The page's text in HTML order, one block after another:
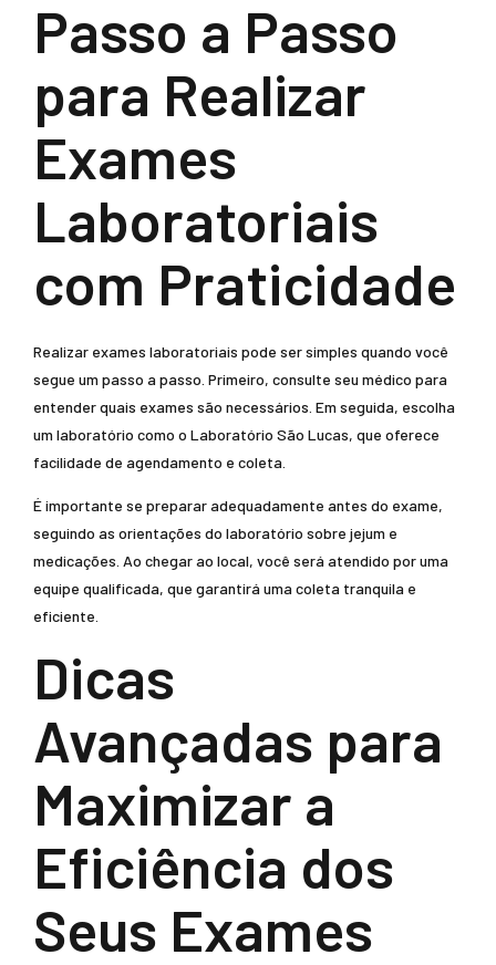
Passo a Passo
para Realizar
Exames
Laboratoriais
com Praticidade
Realizar exames laboratoriais pode ser simples quando você
segue um passo a passo. Primeiro, consulte seu médico para
entender quais exames são necessários. Em seguida, escolha
um laboratório como o Laboratório São Lucas, que oferece
facilidade de agendamento e coleta.
É importante se preparar adequadamente antes do exame,
seguindo as orientações do laboratório sobre jejum e
medicações. Ao chegar ao local, você será atendido por uma
equipe qualificada, que garantirá uma coleta tranquila e
eficiente.
Dicas
Avançadas para
Maximizar a
Eficiência dos
Seus Exames